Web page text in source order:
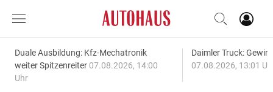
Duale Ausbildung: Kfz-Mechatronik
weiter Spitzenreiter 07.08.2026, 14:00
Uhr
Daimler Truck:
07.08.2026, 13:01